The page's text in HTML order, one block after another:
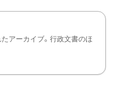
アーカイブ。行政文書のほ